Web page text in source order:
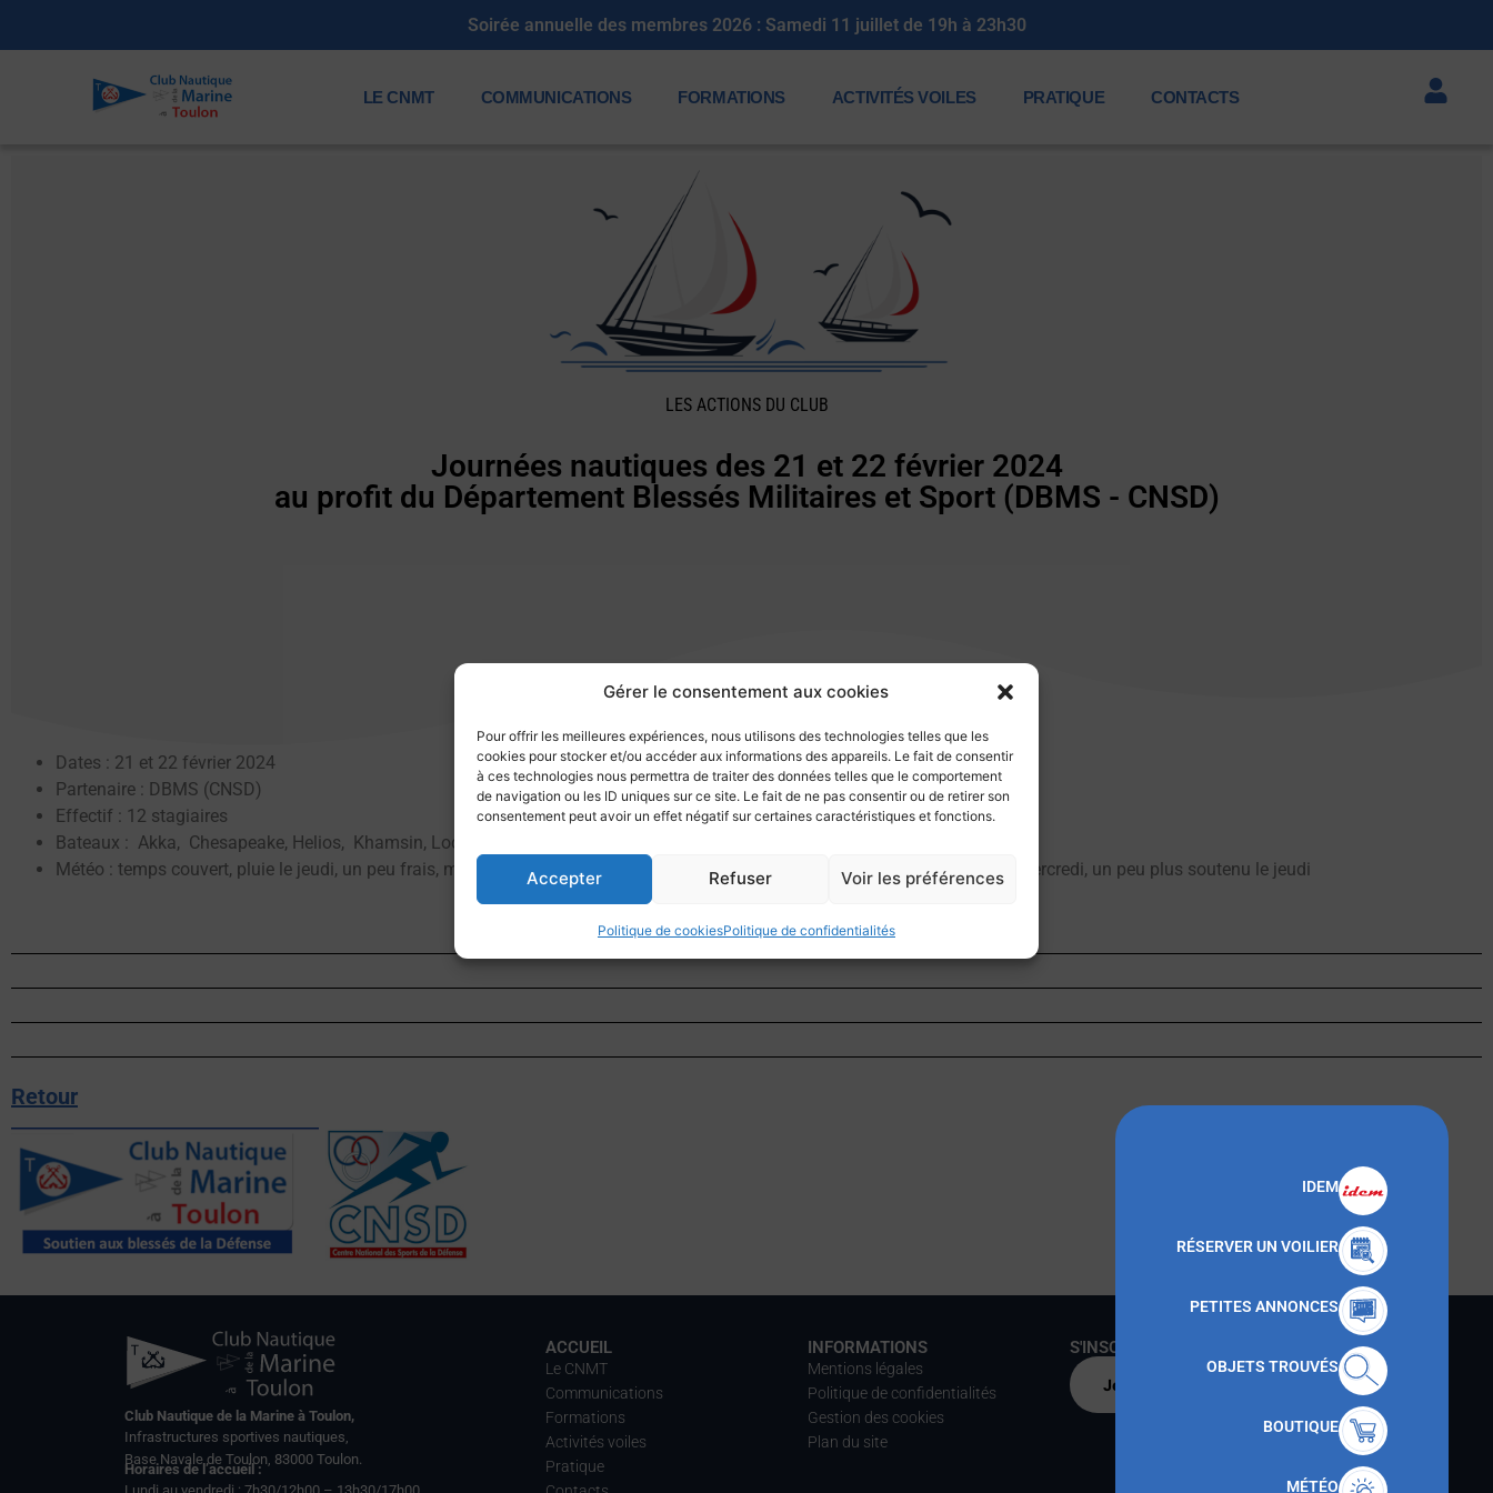
Gérer le consentement aux cookies
Pour offrir les meilleures expériences, nous utilisons des technologies telles que les
cookies pour stocker et/ou accéder aux informations des appareils. Le fait de consentir
à ces technologies nous permettra de traiter des données telles que le comportement
de navigation ou les ID uniques sur ce site. Le fait de ne pas consentir ou de retirer son
consentement peut avoir un effet négatif sur certaines caractéristiques et fonctions.
Accepter Refuser Voir les préférences
Politique de cookiesPolitique de confidentialités
Soirée annuelle des membres 2026 : Samedi 11 juillet de 19h à 23h30
LE CNMT COMMUNICATIONS FORMATIONS ACTIVITÉS VOILES PRATIQUE CONTACTS
LES ACTIONS DU CLUB
Journées nautiques des 21 et 22 février 2024
au profit du Département Blessés Militaires et Sport (DBMS - CNSD)
Dates : 21 et 22 février 2024
Partenaire : DBMS (CNSD)
Effectif : 12 stagiaires
Bateaux : Akka, Chesapeake, Helios, Khamsin, Loch Maria, Naia, Pantoufle, Pen Kalet, Saint Damien, Scapa
Météo : temps couvert, pluie le jeudi, un peu frais, mais températures tout à fait raisonnables pour la saison. Vente faible le mercredi, un peu plus soutenu le jeudi
Retour
IDEM
RÉSERVER UN VOILIER
PETITES ANNONCES
OBJETS TROUVÉS
BOUTIQUE
MÉTÉO
Club Nautique de la Marine à Toulon,
Infrastructures sportives nautiques,
Base Navale de Toulon, 83000 Toulon.
Horaires de l’accueil :
ACCUEIL
Le CNMT
Communications
Formations
Activités voiles
Pratique
INFORMATIONS
Mentions légales
Politique de confidentialités
Gestion des cookies
Plan du site
S'INSCRIRE AU CNMT
Je m'inscris par